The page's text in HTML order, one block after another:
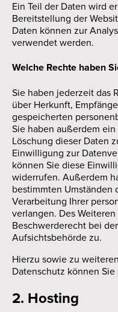
Ein Teil der Daten wird
Bereitstellung der
Daten können zur
verwendet werden.
Welche Rechte haben
Sie haben jederzeit das
über Herkunft,
gespeicherten
Sie haben außerdem
Löschung dieser Daten
Einwilligung zur
können Sie diese
widerrufen. Außerdem
bestimmten Umständen
Verarbeitung Ihrer
verlangen. Des
Beschwerderecht bei
Aufsichtsbehörde zu.
Hierzu sowie zu
Datenschutz können
2. Hosting